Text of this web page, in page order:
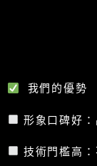
我們的優勢
形象口碑好
技術門檻高